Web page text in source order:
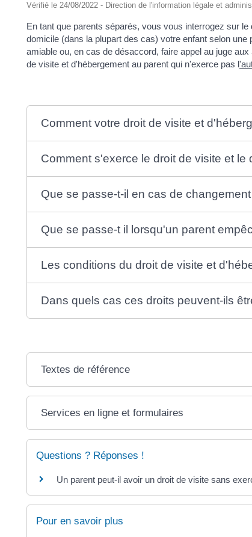
Vérifié le 24/08/2022 - Direction de l'information légale et
En tant que parents séparés, vous vous interrogez sur
domicile (dans la plupart des cas) votre enfant selon
amiable ou, en cas de désaccord, faire appel au juge
de visite et d'hébergement au parent qui n'exerce pas l
Comment votre droit de visite et
Comment s'exerce le droit de visite et le
Que se passe-t-il en cas de
Que se passe-t il lorsqu'un parent
Les conditions du droit de visite et
Dans quels cas ces droits peuvent-ils
Textes de référence
Services en ligne et formulaires
Questions ? Réponses !
Un parent peut-il avoir un droit de visite sans
Pour en savoir plus